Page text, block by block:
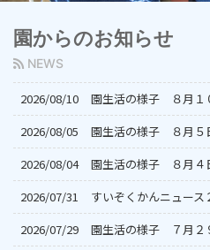
園からのお知らせ
NEWS
2026/08/10
園生活の様子　８月１
2026/08/05
園生活の様子　８月５
2026/08/04
園生活の様子　８月４
2026/07/31
すいぞくかんニュース
2026/07/29
園生活の様子　７月２